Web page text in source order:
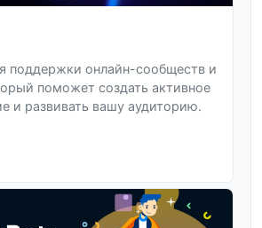
поддержки онлайн-сообществ и
поможет создать активное
и развивать вашу аудиторию.